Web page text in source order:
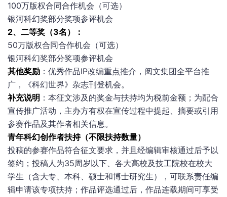
100万版权合同合作机会（可选）
银河科幻奖部分奖项参评机会
2、二等奖（3名）：
50万版权合同合作机会（可选）
银河科幻奖部分奖项参评机会
其他奖励 ：优秀作品IP改编重点推介，阅文集团全平台推
广，《科幻世界》杂志刊登机会。
补充说明 ：本征文涉及的奖金与扶持均为税前金额；为配合
宣传推广活动，主办方有权在宣传过程中提起、摘要或引用
参赛作品及其作者相关信息。
青年科幻创作者扶持（不限扶持数量）
投稿的参赛作品符合征文要求，并且经编辑审核通过后予以
签约；投稿人为35周岁以下、各大高校及技工院校在校大
学生（含大专、本科、硕士和博士研究生），可联系责任编
辑申请该专项扶持；作品评选通过后，作品连载期间可享受